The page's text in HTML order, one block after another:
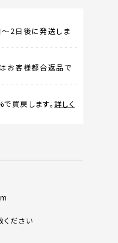
～2日後に発送しま
お客様都合返品で
買戻します。詳しく
ださい